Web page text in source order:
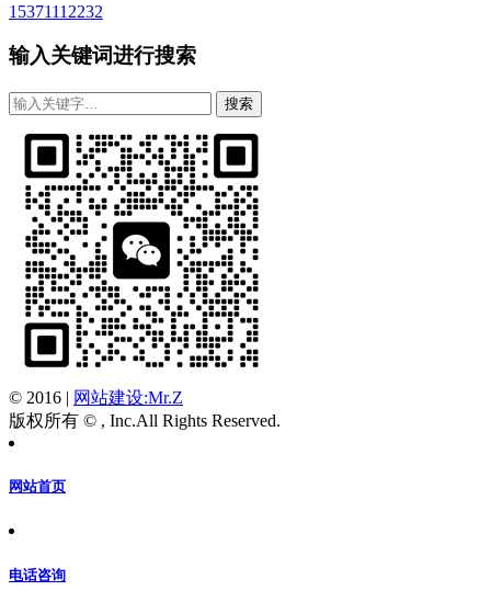
15371112232
输入关键词进行搜索
© 2016 | 网站建设:Mr.Z
版权所有 © , Inc.All Rights Reserved.
网站首页
电话咨询